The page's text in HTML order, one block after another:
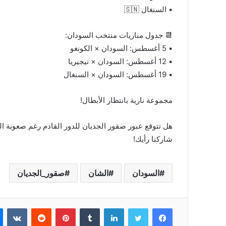
‏• السنغال 🇸🇳
📆 جدول مباريات منتخب السودان:
• 5 أغسطس: السودان × الكونغو
• 12 أغسطس: السودان × نيجيريا
• 19 أغسطس: السودان × السنغال
مجموعة نارية بانتظار الأبطال!
هل تتوقع عبور صقور الجديان للدور القادم رغم صعوبة
شاركنا رأيك!
السودان الشان صقور_الجديان
فيسبوك تويتر لينكدإن بينتيريست